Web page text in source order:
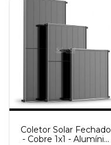
Coletor Solar Fechado
- Cobre 1x1 - Alumínio